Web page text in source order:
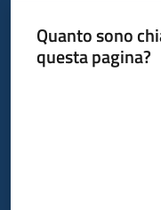
Quanto sono
questa pagina?